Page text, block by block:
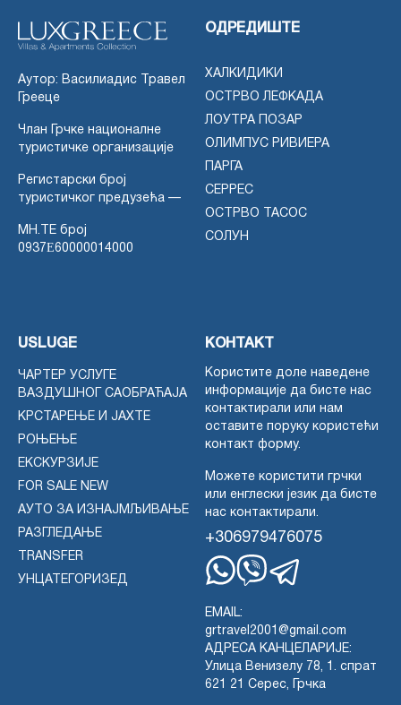
Аутор: Василиадис Травел
Грееце
Члан Грчке националне
туристичке организације
Регистарски број
туристичког предузећа —
MH.TE број
0937Ε60000014000
ОДРЕДИШТЕ
ХАЛКИДИКИ
ОСТРВО ЛЕФКАДА
ЛОУТРА ПОЗАР
ОЛИМПУС РИВИЕРА
ПАРГА
СЕРРЕС
ОСТРВО ТАСОС
СОЛУН
USLUGE
ЧАРТЕР УСЛУГЕ
ВАЗДУШНОГ САОБРАЋАЈА
КРСТАРЕЊЕ И ЈАХТЕ
РОЊЕЊЕ
ЕКСКУРЗИЈЕ
FOR SALE NEW
АУТО ЗА ИЗНАЈМЉИВАЊЕ
РАЗГЛЕДАЊЕ
TRANSFER
УНЦАТЕГОРИЗЕД
КОНТАКТ
Користите доле наведене
информације да бисте нас
контактирали или нам
оставите поруку користећи
контакт форму.
Можете користити грчки
или енглески језик да бисте
нас контактирали.
+306979476075
EMAIL:
grtravel2001@gmail.com
АДРЕСА КАНЦЕЛАРИЈЕ:
Улица Венизелу 78, 1. спрат
621 21 Серес, Грчка